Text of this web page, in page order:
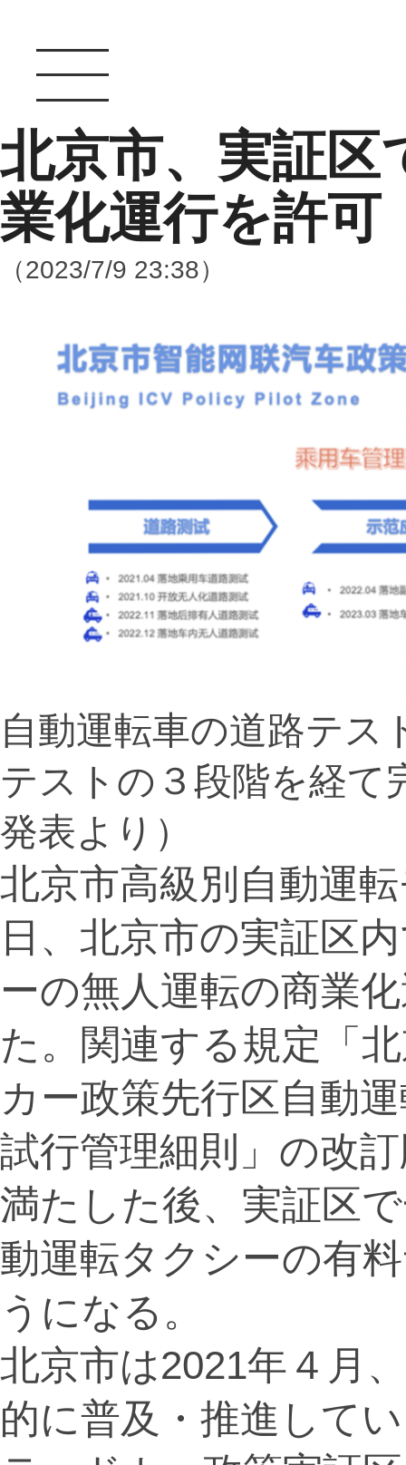
北京市、実証区
業化運行を許可
（2023/7/9 23:38）
自動運転車の道路テス
テストの３段階を経て
発表より）
北京市高級別自動運
日、北京市の実証区
ーの無人運転の商業
た。関連する規定「
カー政策先行区自動
試行管理細則」の改
満たした後、実証区
動運転タクシーの有
うになる。
北京市は2021年４月
的に普及・推進して